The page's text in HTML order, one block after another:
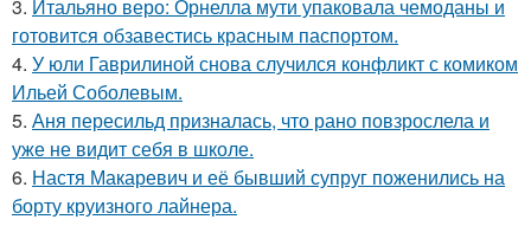
3. Итальяно веро: Орнелла мути упаковала чемоданы и
готовится обзавестись красным паспортом.
4. У юли Гаврилиной снова случился конфликт с комиком
Ильей Соболевым.
5. Аня пересильд призналась, что рано повзрослела и
уже не видит себя в школе.
6. Настя Макаревич и её бывший супруг поженились на
борту круизного лайнера.